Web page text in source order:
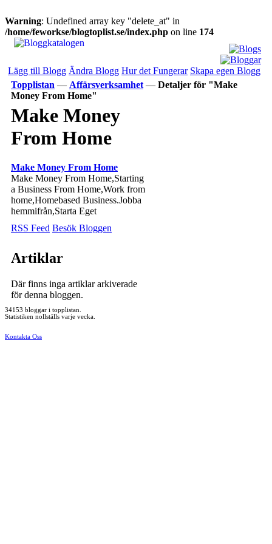
Warning: Undefined array key "delete_at" in
/home/feworkse/blogtoplist.se/index.php on line 174
Lägg till Blogg Ändra Blogg Hur det Fungerar Skapa egen Blogg
Topplistan — Affärsverksamhet — Detaljer för "Make
Money From Home"
Make Money
From Home
Make Money From Home
Make Money From Home,Starting
a Business From Home,Work from
home,Homebased Business.Jobba
hemmifrån,Starta Eget
RSS Feed Besök Bloggen
Artiklar
Där finns inga artiklar arkiverade
för denna bloggen.
34153 bloggar i topplistan.
Statistiken nollställs varje vecka.
Kontakta Oss